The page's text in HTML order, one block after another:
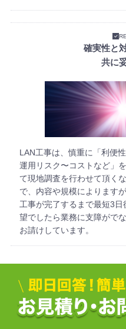
確実性と
共に
LAN工事は、慎重に「利便
運用リスク〜コストなど」
て現地調査を行わせて頂く
で、内容や規模によります
工事が完了するまで最短3
望でしたら業務に支障がで
お請けしています。